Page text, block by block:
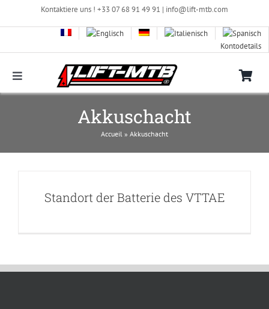
Inhalt
Kontaktiere uns ! +33 07 68 91 49 91 | info@lift-mtb.com
Kontodetails
Toggle
Navigation
Kompatibilität des LIFT-MTB-Kits mit meinem
Fahrrad
Kontaktieren Sie uns
Akkuschacht
Accueil » Akkuschacht
Standort der Batterie des VTTAE